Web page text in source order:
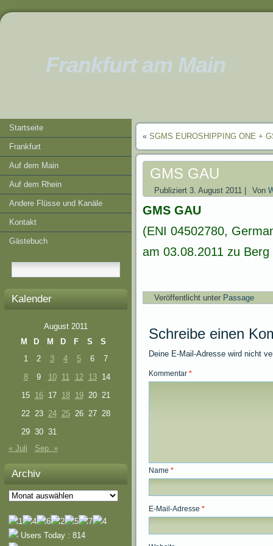
Frankfurt am Main
Startseite
Frankfurt
Auf dem Main
Auf dem Rhein
Andere Flüsse und Kanäle
Kontakt
Gästebuch
Kalender
August 2011
M
D M D F S
S
1
2 3 4 5 6
7
8
9 10 11 12 13
14
15 16 17 18 19 20 21
22 23 24 25 26 27 28
29 30 31
« Juli
Sep. »
Archiv
Archiv
Users Today : 814
« SGMS EUROSHIPPING ONE +
GMS GAU
Publiziert 3. August 2011 Von
GMS GAU
(ENI 04502780,
am 03.08.2011 zu
Veröffentlicht unter Passage
Schreibe einen
Deine E-Mail-Adresse wird nicht
Kommentar *
Name *
E-Mail-Adresse *